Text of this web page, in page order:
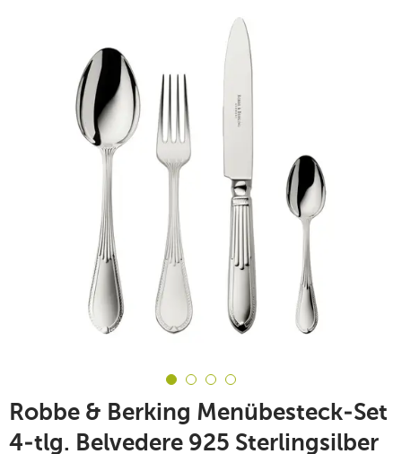
Robbe & Berking Menübesteck-Set
4-tlg. Belvedere 925 Sterlingsilber